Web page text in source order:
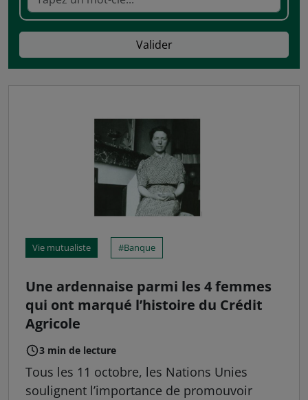
Valider
Vie mutualiste Banque
Une ardennaise parmi les 4 femmes
qui ont marqué l’histoire du Crédit
Agricole
3 min de lecture
Tous les 11 octobre, les Nations Unies
soulignent l’importance de promouvoir